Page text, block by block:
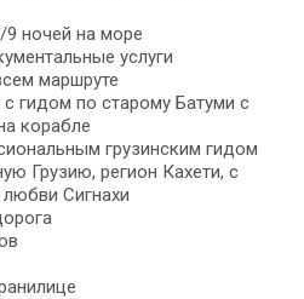
ночей на море
услуги
маршруте
гидом по старому Батуми с
корабле
грузинским гидом
Грузию, регион Кахети, с
Сигнахи